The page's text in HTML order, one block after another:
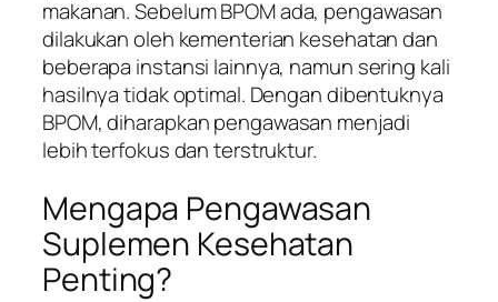
makanan. Sebelum BPOM ada, pengawasan
dilakukan oleh kementerian kesehatan dan
beberapa instansi lainnya, namun sering kali
hasilnya tidak optimal. Dengan dibentuknya
BPOM, diharapkan pengawasan menjadi
lebih terfokus dan terstruktur.
Mengapa Pengawasan
Suplemen Kesehatan
Penting?